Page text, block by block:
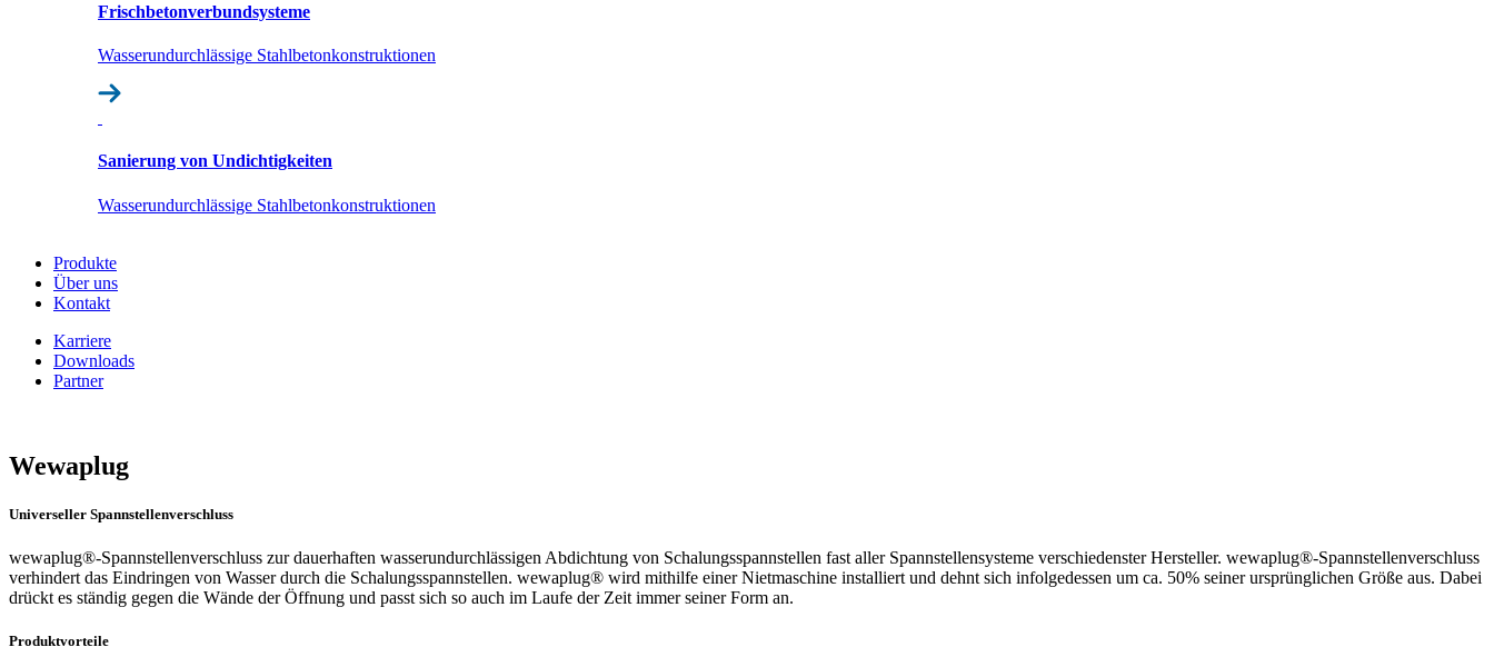
Frisch­beton­verbund­systeme
Wasserundurchlässige Stahlbetonkonstruktionen
Sanierung von Undichtigkeiten
Wasserundurchlässige Stahlbetonkonstruktionen
Produkte
Über uns
Kontakt
Karriere
Downloads
Partner
Wewaplug
Universeller Spannstellenverschluss
wewaplug®-Spannstellenverschluss zur dauerhaften wasserundurchlässigen Abdichtung von Schalungsspannstellen fast aller Spannstellensysteme verschiedenster Hersteller. wewaplug®-Spannstellenverschluss
verhindert das Eindringen von Wasser durch die Schalungsspannstellen. wewaplug® wird mithilfe einer Nietmaschine installiert und dehnt sich infolgedessen um ca. 50% seiner ursprünglichen Größe aus. Dabei
drückt es ständig gegen die Wände der Öffnung und passt sich so auch im Laufe der Zeit immer seiner Form an.
Produktvorteile